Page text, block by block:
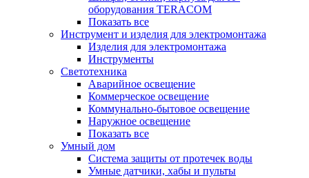
оборудования TERACOM
Показать все
Инструмент и изделия для электромонтажа
Изделия для электромонтажа
Инструменты
Светотехника
Аварийное освещение
Коммерческое освещение
Коммунально-бытовое освещение
Наружное освещение
Показать все
Умный дом
Система защиты от протечек воды
Умные датчики, хабы и пульты